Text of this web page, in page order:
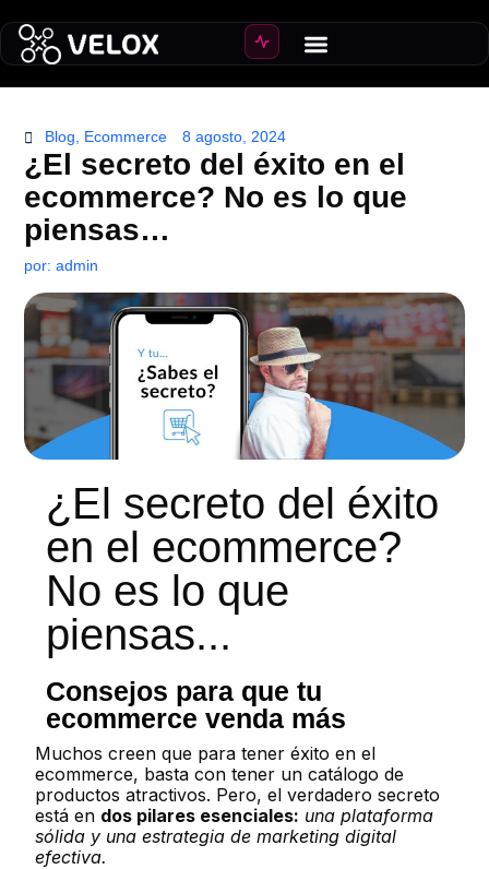
Blog Ecommerce 8 agosto, 2024
¿El secreto del éxito en el
ecommerce? No es lo que
piensas…
por: admin
¿El secreto del éxito
en el ecommerce?
No es lo que
piensas...
Consejos para que tu
ecommerce venda más
Muchos creen que para tener éxito en el
ecommerce, basta con tener un catálogo de
productos atractivos. Pero, el verdadero secreto
está en dos pilares esenciales: una plataforma
sólida y una estrategia de marketing digital
efectiva.